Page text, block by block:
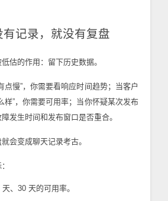
记录，就没有复盘
估的作用：留下历史数据。
点慢”，你需要看响应时间趋势；当客户
样”，你需要可用率；当你怀疑某次发布
发生时间和发布窗口是否重合。
会变成聊天记录考古。
、30 天的可用率。